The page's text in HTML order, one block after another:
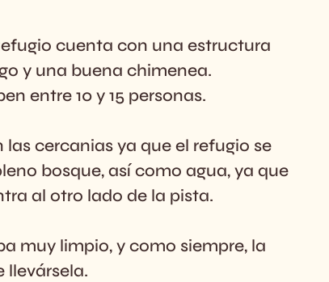
cuenta con una estructura
y una buena chimenea.
entre 10 y 15 personas.
las cercanias ya que el refugio se
bosque, así como agua, ya que
al otro lado de la pista.
muy limpio, y como siempre, la
llevársela.